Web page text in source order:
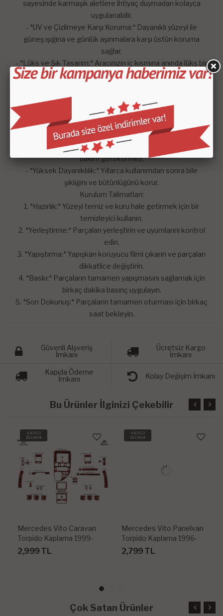
sayesinde karmaşık aletlere ihtiyaç duymadan kolayca
uygulanabilir.
- *UV ve Çizilmeye Karşı Koruma:* Dayanıklı yüzeyi ile
güneş ışığına ve günlük aşınmalara karşı üstün koruma
sağlar.
- *Lüks ve Şık Tasarım:* Aracınızın iç kısmına anında lüks bir
dokunuş katar ve estetik görünümü artırır.
Estetik İyileştirme:* Aracınıza kişiselleştirilmiş ve zarif bir
görünüm kazandırır.
- *Koruma:* Orijinal gösterge paneli yüzeyini koruyarak
uzun ömürlü kullanım sağlar.
- *Kolay Bakım:* Kolay temizlenebilen yüzeyi sayesinde
bakım gerektirmez.
- *Yüksek Dayanıklılık:* Yıllarca kullanımdan sonra bile
şıklığını ve bütünlüğünü korur.
Kurulum Talimatları:
1. *Hazırlık:* Yüzeyi temiz ve kuru hale getirmek için bir
temizleyici kullanın.
2. *Yerleştirme:* Parçaları yerleştirin ve uyumlarını kontrol
edin.
3. *Yapıştırma:* Yapışkan koruyucu filmi çıkarın ve parçaları
dikkatlice değiştirin.
4. *Baskı:* Parçaların tamamen yapışmasını sağlamak için
birkaç dakika basınç uygulayın.
5. *Son Dokunuş:* Parçaların tamamen oturması için birkaç
saat bekleyin.
Güvenli Alşveriş
İmkanı
Ücretsiz Kargo
İmkanı
Kapıda Ödeme
İmkanı
Kolay Değişim İmkanı
Bu Ürünler İlginizi Çekebilir
KARGO
BEDAVA
Mercedes Vito Caravan
Torpido Kaplama 1999-
2004 39 Parça
2,999 TL
KARGO
BEDAVA
Mercedes Vito Panelvan
Torpido Kaplama 1996-
1999 23 Parça
2,799 TL
Çok Satan Ürünler